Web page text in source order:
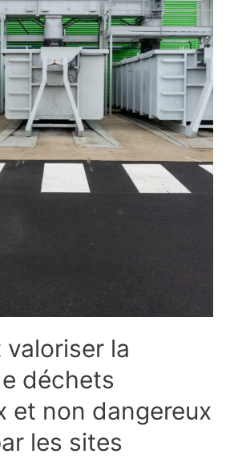
valoriser la
déchets
et non dangereux
les sites